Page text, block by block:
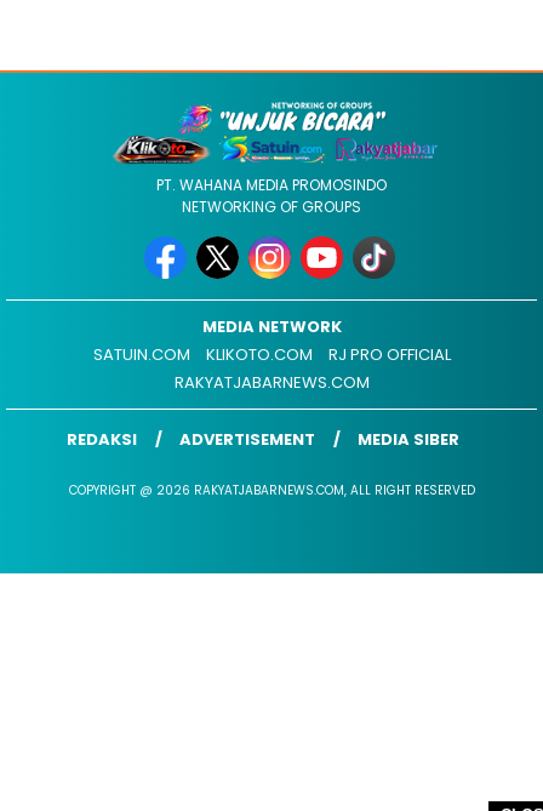
PT. WAHANA MEDIA PROMOSINDO
NETWORKING OF GROUPS
MEDIA NETWORK
SATUIN.COM
KLIKOTO.COM
RJ PRO OFFICIAL
RAKYATJABARNEWS.COM
REDAKSI ADVERTISEMENT MEDIA SIBER
COPYRIGHT @ 2026 RAKYATJABARNEWS.COM, ALL RIGHT RESERVED